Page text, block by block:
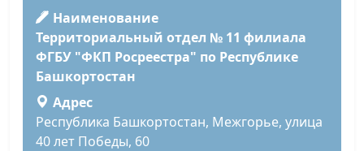
Наименование
Территориальный отдел № 11 филиала
ФГБУ "ФКП Росреестра" по Республике
Башкортостан
Адрес
Республика Башкортостан, Межгорье, улица
40 лет Победы, 60